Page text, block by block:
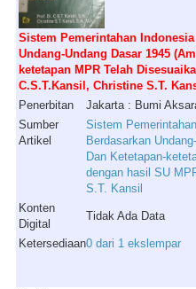
Sistem Pemerintahan
Undang-Undang Dasar 1945
ketetapan MPR Telah
C.S.T.Kansil, Christine S.T.
Penerbitan
Jakarta : Bumi
Sumber
Artikel
Sistem
Berdasarkan
Dan Ketetapan-
dengan hasil SU
S.T. Kansil
Konten
Digital
Tidak Ada Data
Ketersediaan0 dari 1 ekslempar